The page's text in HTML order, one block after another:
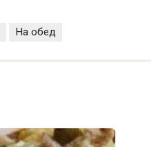
На обед